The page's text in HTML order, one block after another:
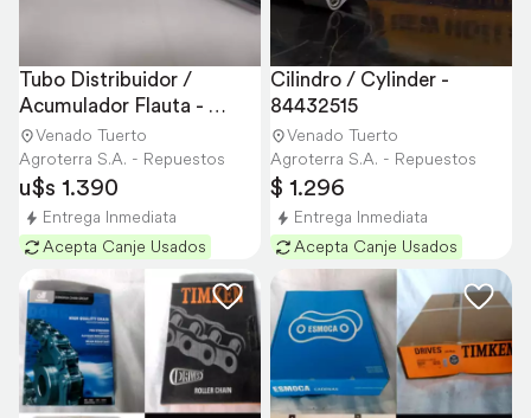
Tubo Distribuidor /
Acumulador Flauta -
504373407
Venado Tuerto
Agroterra S.A. - Repuestos
u$s 1.390
Entrega Inmediata
Acepta Canje Usados
Cilindro / Cylinder -
84432515
Venado Tuerto
Agroterra S.A. - Repuestos
$ 1.296
Entrega Inmediata
Acepta Canje Usados